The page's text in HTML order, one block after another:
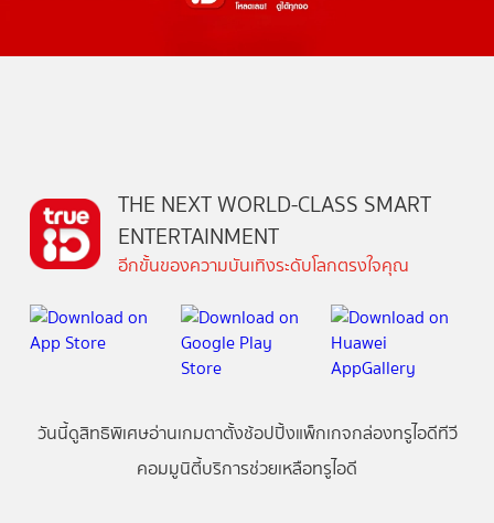
THE NEXT WORLD-CLASS SMART
ENTERTAINMENT
อีกขั้นของความบันเทิงระดับโลกตรงใจคุณ
วันนี้ดูสิทธิพิเศษอ่านเกมตาตั้งช้อปปิ้งแพ็กเกจกล่องทรูไอดีทีวี
คอมมูนิตี้บริการช่วยเหลือทรูไอดี